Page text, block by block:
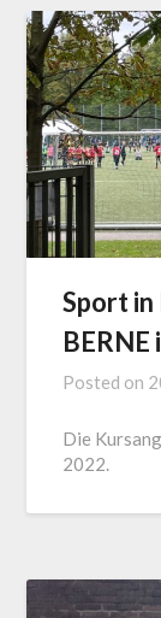
Sport
Posted on
Die
2022.